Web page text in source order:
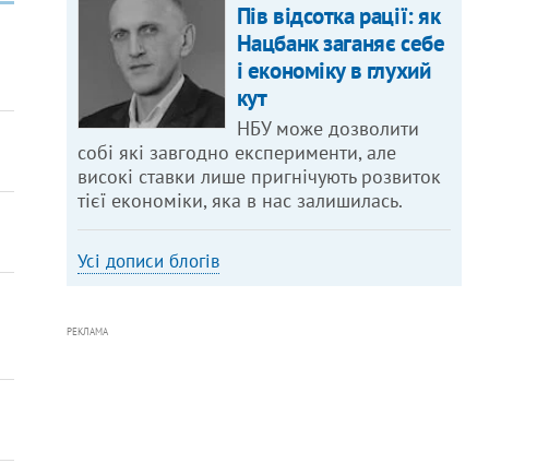
Пів відсотка рації: як
Нацбанк заганяє себе
і економіку в глухий
кут
НБУ може дозволити
собі які завгодно експерименти, але
високі ставки лише пригнічують розвиток
тієї економіки, яка в нас залишилась.
Усі дописи блогів
РЕКЛАМА